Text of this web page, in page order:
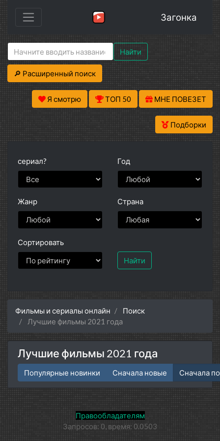
Загонка
Найти
🔎 Расширенный поиск
Я смотрю ТОП 50 МНЕ ПОВЕЗЕТ
Подборки
сериал? Год
Жанр Страна
Сортировать
Найти
Фильмы и сериалы онлайн
Поиск
Лучшие фильмы 2021 года
Лучшие фильмы 2021 года
Популярные новинки Сначала новые Сначала
Правообладателям
Запросов: 0, время: 0.0503